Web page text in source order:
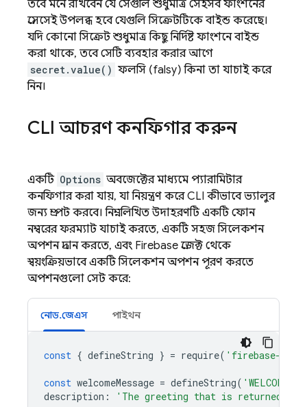
তবে মনে রাখবেন যে সেগুলি শুধুমাত্র সেইসব ফাংশনের
প্রসেসেই উপলব্ধ হবে যেগুলি সিক্রেটটিকে বাইন্ড করেছে।
যদি কোনো সিক্রেট শুধুমাত্র কিছু নির্দিষ্ট ফাংশনে বাইন্ড
করা থাকে, তবে সেটি ব্যবহার করার আগে
secret.value() ফলসি (falsy) কিনা তা যাচাই করে
নিন।
CLI আচরণ কনফিগার করুন
একটি Options অবজেক্টের মাধ্যমে প্যারামিটার
কনফিগার করা যায়, যা নিয়ন্ত্রণ করে CLI কীভাবে ভ্যালুর
জন্য প্রম্পট করবে। নিম্নলিখিত উদাহরণটি একটি ফোন
নম্বরের ফরম্যাট যাচাই করতে, একটি সহজ সিলেকশন
অপশন প্রদান করতে, এবং Firebase প্রজেক্ট থেকে
স্বয়ংক্রিয়ভাবে একটি সিলেকশন অপশন পূরণ করতে
অপশনগুলো সেট করে:
নোড.জেএস পাইথন
const { defineString } = require( 'firebase-
const welcomeMessage = defineString(
description : 'The greeting that is returned